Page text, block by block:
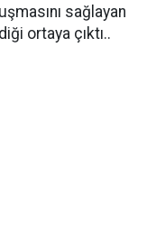
sağlayan
ortaya çıktı..